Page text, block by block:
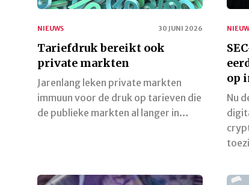
NIEUWS 30 JUNI 2026
Tariefdruk bereikt ook
private markten
Jarenlang leken private markten
immuun voor de druk op tarieven die
de publieke markten al langer in…
op
Nu